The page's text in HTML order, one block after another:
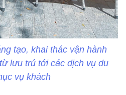
tạo, khai thác vận hành
lưu trú tới các dịch vụ du
vụ khách